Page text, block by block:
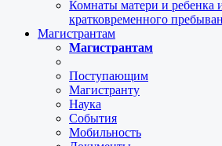
Комнаты матери и ребенка
кратковременного
Магистрантам
Магистрантам
Поступающим
Магистранту
Наука
События
Мобильность